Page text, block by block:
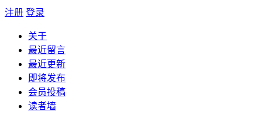
注册 登录
关于
最近留言
最近更新
即将发布
会员投稿
读者墙